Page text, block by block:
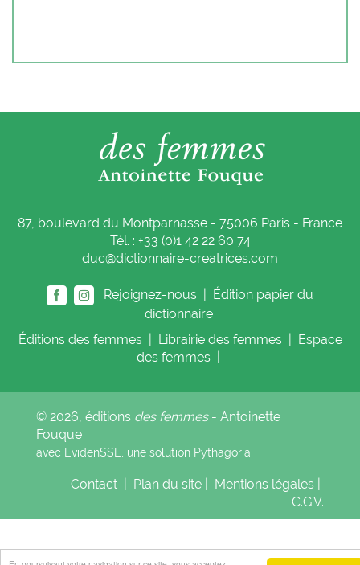
87, boulevard du Montparnasse - 75006 Paris - France
Tél. : +33 (0)1 42 22 60 74
duc@dictionnaire-creatrices.com
Rejoignez-nous |
Édition papier du
dictionnaire
Éditions des femmes Librairie des femmes
Espace
des femmes
© 2026, éditions des femmes- Antoinette
Fouque
avec EvidenSSE, une solution Pythagoria
Contact Plan du site Mentions légales
C.G.V.